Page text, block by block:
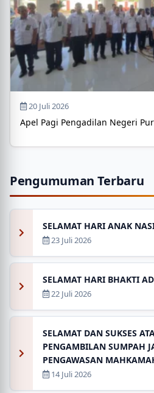
20 Juli 2026
Apel Pagi Pengadilan Negeri
Pengumuman Terbaru
SELAMAT HARI ANAK
23 Juli 2026
SELAMAT HARI BHAKTI
22 Juli 2026
SELAMAT DAN SUKSES
PENGAMBILAN SUMPAH
PENGAWASAN
14 Juli 2026